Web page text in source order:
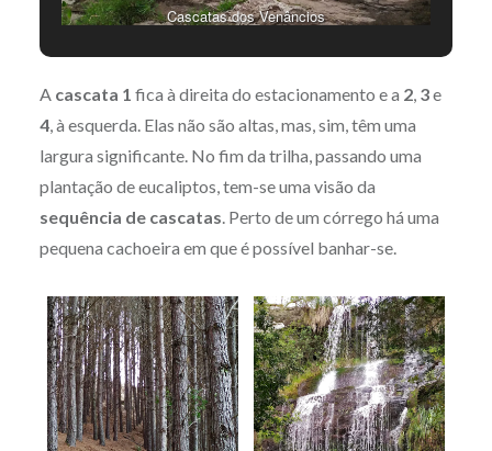
Cascatas dos Venâncios
A cascata 1 fica à direita do estacionamento e a 2, 3e
4, à esquerda. Elas não são altas, mas, sim, têm uma
largura significante. No fim da trilha, passando uma
plantação de eucaliptos, tem-se uma visão da
sequência de cascatas . Perto de um córrego há uma
pequena cachoeira em que é possível banhar-se.